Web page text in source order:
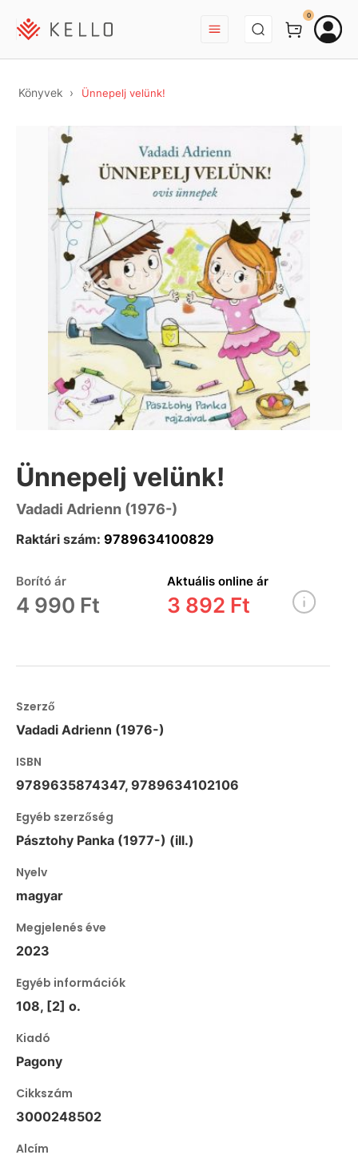
BEJELENTKEZÉS
0
Könyvek Ünnepelj velünk!
Ünnepelj velünk!
Vadadi Adrienn (1976-)
Raktári szám: 9789634100829
Borító ár
4 990 Ft
Aktuális online ár
3 892 Ft
Szerző
Vadadi Adrienn (1976-)
ISBN
9789635874347, 9789634102106
Egyéb szerzőség
Pásztohy Panka (1977-) (ill.)
Nyelv
magyar
Megjelenés éve
2023
Egyéb információk
108, [2] o.
Kiadó
Pagony
Cikkszám
3000248502
Alcím